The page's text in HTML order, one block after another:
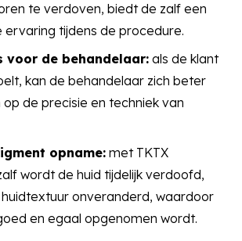
te verdoven, biedt de zalf een
tijdens de procedure.
voor de behandelaar: als de klant
kan de behandelaar zich beter
de precisie en techniek van
opname: met TKTX
wordt de huid tijdelijk verdoofd,
onveranderd, waardoor
en egaal opgenomen wordt.